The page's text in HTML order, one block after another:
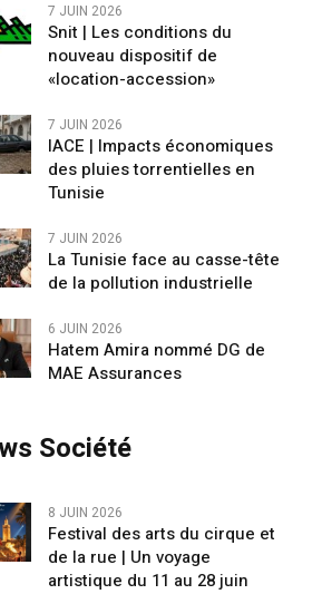
7 JUIN 2026
Snit | Les conditions du
nouveau dispositif de
«location-accession»
7 JUIN 2026
IACE | Impacts économiques
des pluies torrentielles en
Tunisie
7 JUIN 2026
La Tunisie face au casse-tête
de la pollution industrielle
6 JUIN 2026
Hatem Amira nommé DG de
MAE Assurances
Société
8 JUIN 2026
Festival des arts du cirque et
de la rue | Un voyage
artistique du 11 au 28 juin